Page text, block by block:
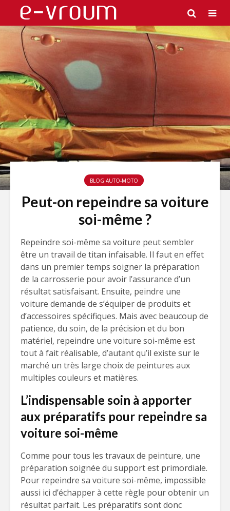
BLOG AUTO-MOTO
Peut-on repeindre sa voiture
soi-même ?
Repeindre soi-même sa voiture peut sembler
être un travail de titan infaisable. Il faut en effet
dans un premier temps soigner la préparation
de la carrosserie pour avoir l’assurance d’un
résultat satisfaisant. Ensuite, peindre une
voiture demande de s’équiper de produits et
d’accessoires spécifiques. Mais avec beaucoup de
patience, du soin, de la précision et du bon
matériel, repeindre une voiture soi-même est
tout à fait réalisable, d’autant qu’il existe sur le
marché un très large choix de peintures aux
multiples couleurs et matières.
L’indispensable soin à apporter
aux préparatifs pour repeindre sa
voiture soi-même
Comme pour tous les travaux de peinture, une
préparation soignée du support est primordiale.
Pour repeindre sa voiture soi-même, impossible
aussi ici d’échapper à cette règle pour obtenir un
résultat parfait. Les préparatifs sont donc